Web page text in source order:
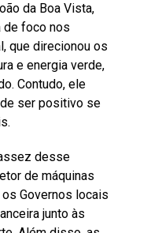
da Boa Vista,
de foco nos
que direcionou os
e energia verde,
Contudo, ele
ser positivo se
desse
de máquinas
Governos locais
junto às